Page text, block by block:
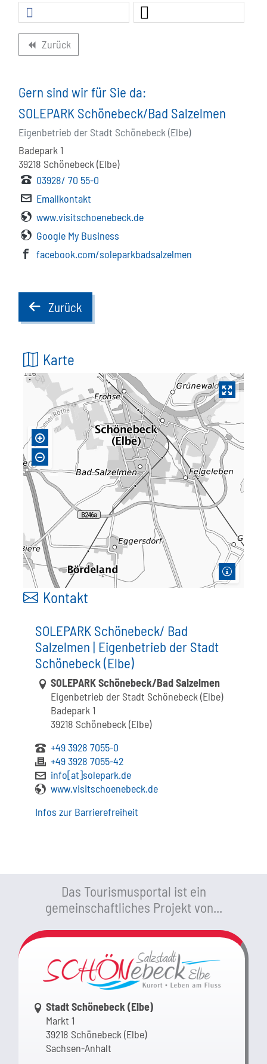
backward Zurück
Gern sind wir für Sie da:
SOLEPARK Schönebeck/Bad Salzelmen
Eigenbetrieb der Stadt Schönebeck (Elbe)
Badepark 1
39218 Schönebeck (Elbe)
03928/ 70 55-0
Emailkontakt
www.visitschoenebeck.de
Google My Business
facebook.com/soleparkbadsalzelmen
backZurück
Karte
Kontakt
SOLEPARK Schönebeck/ Bad
Salzelmen | Eigenbetrieb der Stadt
Schönebeck (Elbe)
Link zur Google-Maps Navigation
SOLEPARK Schönebeck/Bad Salzelmen
Eigenbetrieb der Stadt Schönebeck (Elbe)
Badepark 1
39218 Schönebeck (Elbe)
+49 3928 7055-0
+49 3928 7055-42
info[at]solepark.de
www.visitschoenebeck.de
Infos zur Barrierefreiheit
Das Tourismusportal ist ein
gemeinschaftliches Projekt von...
Link zur Google-Maps Navigation
Stadt Schönebeck (Elbe)
Markt 1
39218 Schönebeck (Elbe)
Sachsen-Anhalt